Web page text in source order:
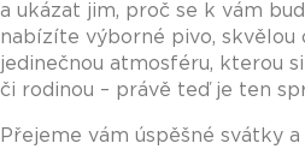
a ukázat jim, proč se k vám
nabízíte výborné pivo, skvělou
jedinečnou atmosféru, kterou
či rodinou – právě teď je ten
Přejeme vám úspěšné svátky